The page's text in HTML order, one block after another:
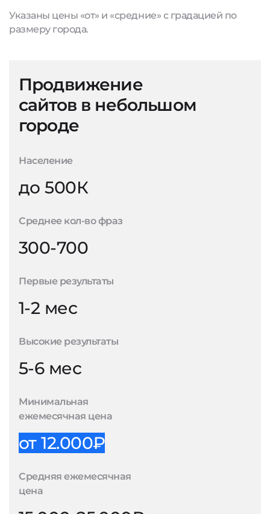
Указаны цены «от» и «средние» с градацией по
размеру города.
Продвижение
сайтов в небольшом
городе
Население
до 500К
Среднее кол-во фраз
300-700
Первые результаты
1-2 мес
Высокие результаты
5-6 мес
Минимальная
ежемесячная цена
от 12.000₽
Средняя ежемесячная
цена